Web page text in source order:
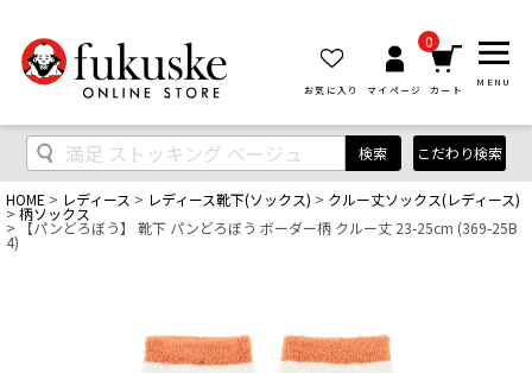
お気に入り マイページ
0
カート
MENU
検索 こだわり検索
HOME レディース レディース靴下(ソックス) クルー丈ソックス(レディース)
柄ソックス
【パンどろぼう】 靴下 パンどろぼう ボーダー柄 クルー丈 23-25cm (369-25B
4)